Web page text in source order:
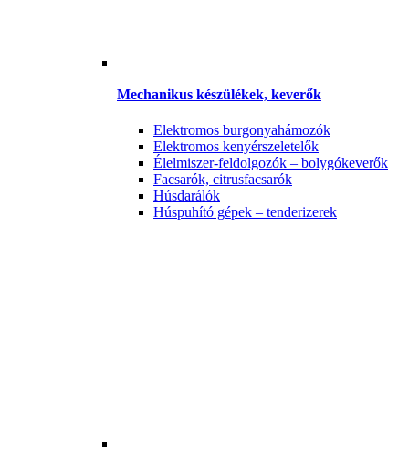
Mechanikus készülékek, keverők
Elektromos burgonyahámozók
Elektromos kenyérszeletelők
Élelmiszer-feldolgozók – bolygókeverők
Facsarók, citrusfacsarók
Húsdarálók
Húspuhító gépek – tenderizerek